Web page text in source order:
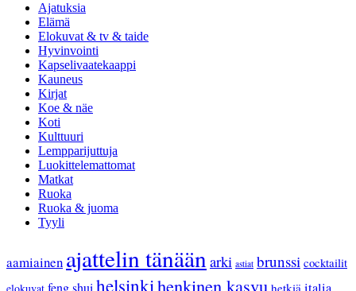
Ajatuksia
Elämä
Elokuvat & tv & taide
Hyvinvointi
Kapselivaatekaappi
Kauneus
Kirjat
Koe & näe
Koti
Kulttuuri
Lempparijuttuja
Luokittelemattomat
Matkat
Ruoka
Ruoka & juoma
Tyyli
aamiainen ajattelin tänäänarki astiat brunssi cocktailit
helsinkihenkinen kasvu